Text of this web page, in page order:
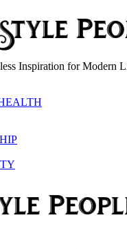
Inspiration for Modern